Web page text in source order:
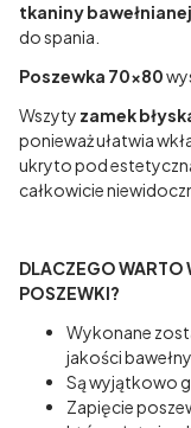
tkaniny bawełnianej
do spania.
Poszewka 70x80
Wszyty zamek
ponieważ ułatwia
ukryto pod
całkowicie
DLACZEGO WARTO
POSZEWKI?
Wykonane
jakości bawełny
Są wyjątkowo
Zapięcie